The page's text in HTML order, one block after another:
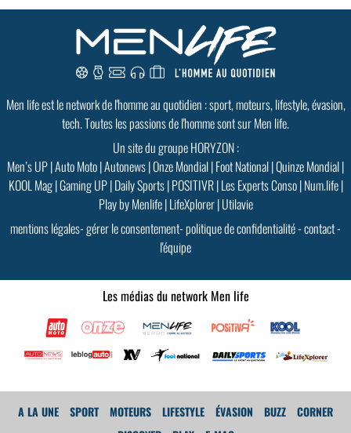
Men life est le network de l'homme au quotidien : sport, moteurs, lifestyle, évasion,
tech. Toutes les passions de l'homme sont sur Men life.
Un site du groupe HORYZON :
Men’s UP|Auto Moto|Autonews|Onze Mondial|Foot National|Quinze Mondial|
KOOL Mag|Gaming UP|Daily Sports|POSITIVR|Les Experts Conso|Num.life|
Play by Menlife|LifeXplorer|Utilavie
mentions légales-gérer le consentement-politique de confidentialité-contact-
l'équipe
Les médias du network Men life
A LA UNE SPORT MOTEURS LIFESTYLE ÉVASION BUZZ
CORNER